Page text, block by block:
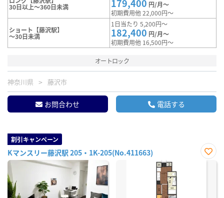
30日以上～360日未満 179,400 円/月～
初期費用他 22,000円～
ショート【藤沢駅】
～30日未満
1日当たり 5,200円～
182,400 円/月～
初期費用他 16,500円～
オートロック
神奈川県 藤沢市
お問合わせ 電話する
割引キャンペーン
Kマンスリー藤沢駅 205・1K-205(No.411663)
お気